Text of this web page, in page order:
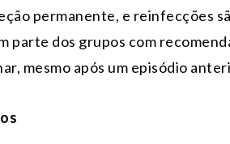
permanente, e reinfecções
parte dos grupos com
mesmo após um episódio